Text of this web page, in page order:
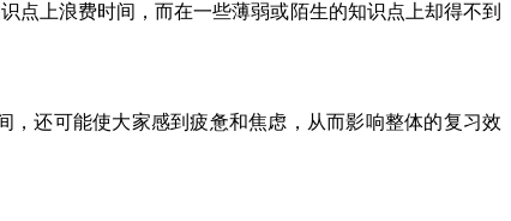
点上浪费时间，而在一些薄弱或陌生的知识点上却得不到
还可能使大家感到疲惫和焦虑，从而影响整体的复习效